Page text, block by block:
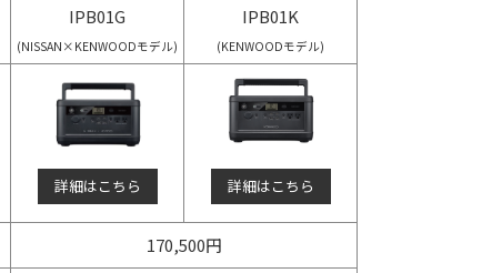
IPB01G
(NISSAN×KENWOODモデル)
IPB01K
(KENWOODモデル)
詳細はこちら 詳細はこちら
170,500円